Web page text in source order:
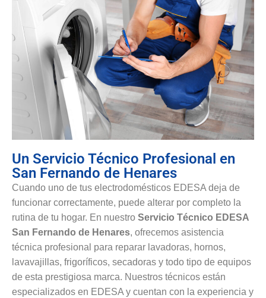
Un Servicio Técnico Profesional en
San Fernando de Henares
Cuando uno de tus electrodomésticos EDESA deja de
funcionar correctamente, puede alterar por completo la
rutina de tu hogar. En nuestro Servicio Técnico EDESA
San Fernando de Henares, ofrecemos asistencia
técnica profesional para reparar lavadoras, hornos,
lavavajillas, frigoríficos, secadoras y todo tipo de equipos
de esta prestigiosa marca. Nuestros técnicos están
especializados en EDESA y cuentan con la experiencia y